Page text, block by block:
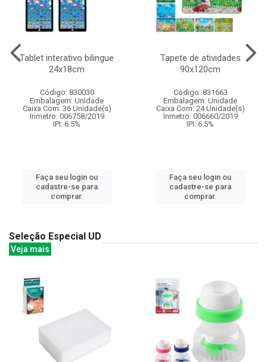
Tablet interativo bilingue
24x18cm
Código: 830030
Embalagem: Unidade
Caixa Com: 36 Unidade(s)
Inmetro: 006758/2019
IPI: 6.5%
Faça seu login ou
cadastre-se para
comprar.
Tapete de atividades
90x120cm
Código: 831663
Embalagem: Unidade
Caixa Com: 24 Unidade(s)
Inmetro: 006660/2019
IPI: 6.5%
Faça seu login ou
cadastre-se para
comprar.
Seleção Especial UD
Veja mais